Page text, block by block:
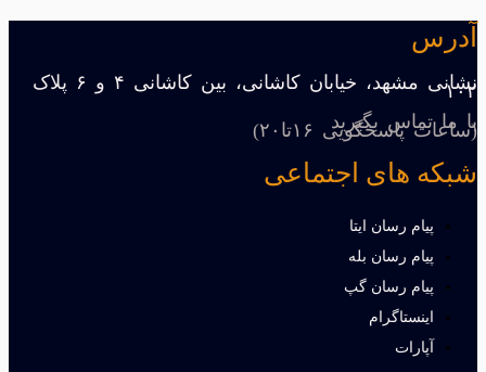
آدرس
نشانی مشهد، خیابان کاشانی، بین کاشانی ۴ و ۶ پلاک
۱۰۲
با ما تماس بگیرید
(ساعات پاسخگویی ۱۶تا۲۰)
شبکه های اجتماعی
پیام رسان ایتا
پیام رسان بله
پیام رسان گپ
اینستاگرام
آپارات